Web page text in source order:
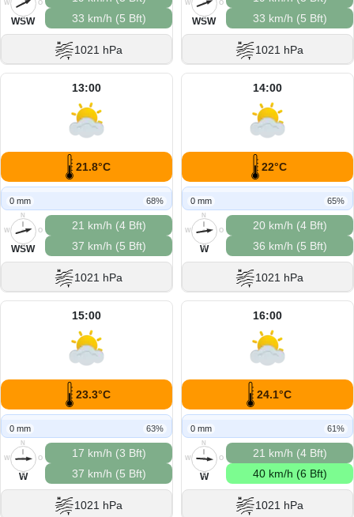
O
S
W
WSW
33 km/h (5 Bft)
1021 hPa
O
S
W
WSW
33 km/h (5 Bft)
1021 hPa
13:00
21.8°C
0 mm 68%
N
O
S
W
WSW
21 km/h (4 Bft)
37 km/h (5 Bft)
1021 hPa
14:00
22°C
0 mm 65%
N
O
S
W
W
20 km/h (4 Bft)
36 km/h (5 Bft)
1021 hPa
15:00
23.3°C
0 mm 63%
N
O
S
W
W
17 km/h (3 Bft)
37 km/h (5 Bft)
1021 hPa
16:00
24.1°C
0 mm 61%
N
O
S
W
W
21 km/h (4 Bft)
40 km/h (6 Bft)
1021 hPa